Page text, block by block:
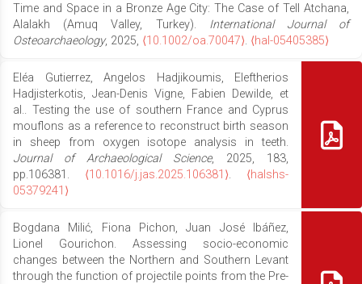
Time and Space in a Bronze Age City: The Case of Tell Atchana,
Alalakh (Amuq Valley, Turkey). International Journal of
Osteoarchaeology, 2025, ⟨10.1002/oa.70047⟩. ⟨hal-05405385⟩
Eléa Gutierrez, Angelos Hadjikoumis, Eleftherios
Hadjisterkotis, Jean-Denis Vigne, Fabien Dewilde, et
al.. Testing the use of southern France and Cyprus
mouflons as a reference to reconstruct birth season
in sheep from oxygen isotope analysis in teeth.
Journal of Archaeological Science, 2025, 183,
pp.106381. ⟨10.1016/j.jas.2025.106381⟩. ⟨halshs-
05379241⟩
Bogdana Milić, Fiona Pichon, Juan José Ibáñez,
Lionel Gourichon. Assessing socio-economic
changes between the Northern and Southern Levant
through the function of projectile points from the Pre-